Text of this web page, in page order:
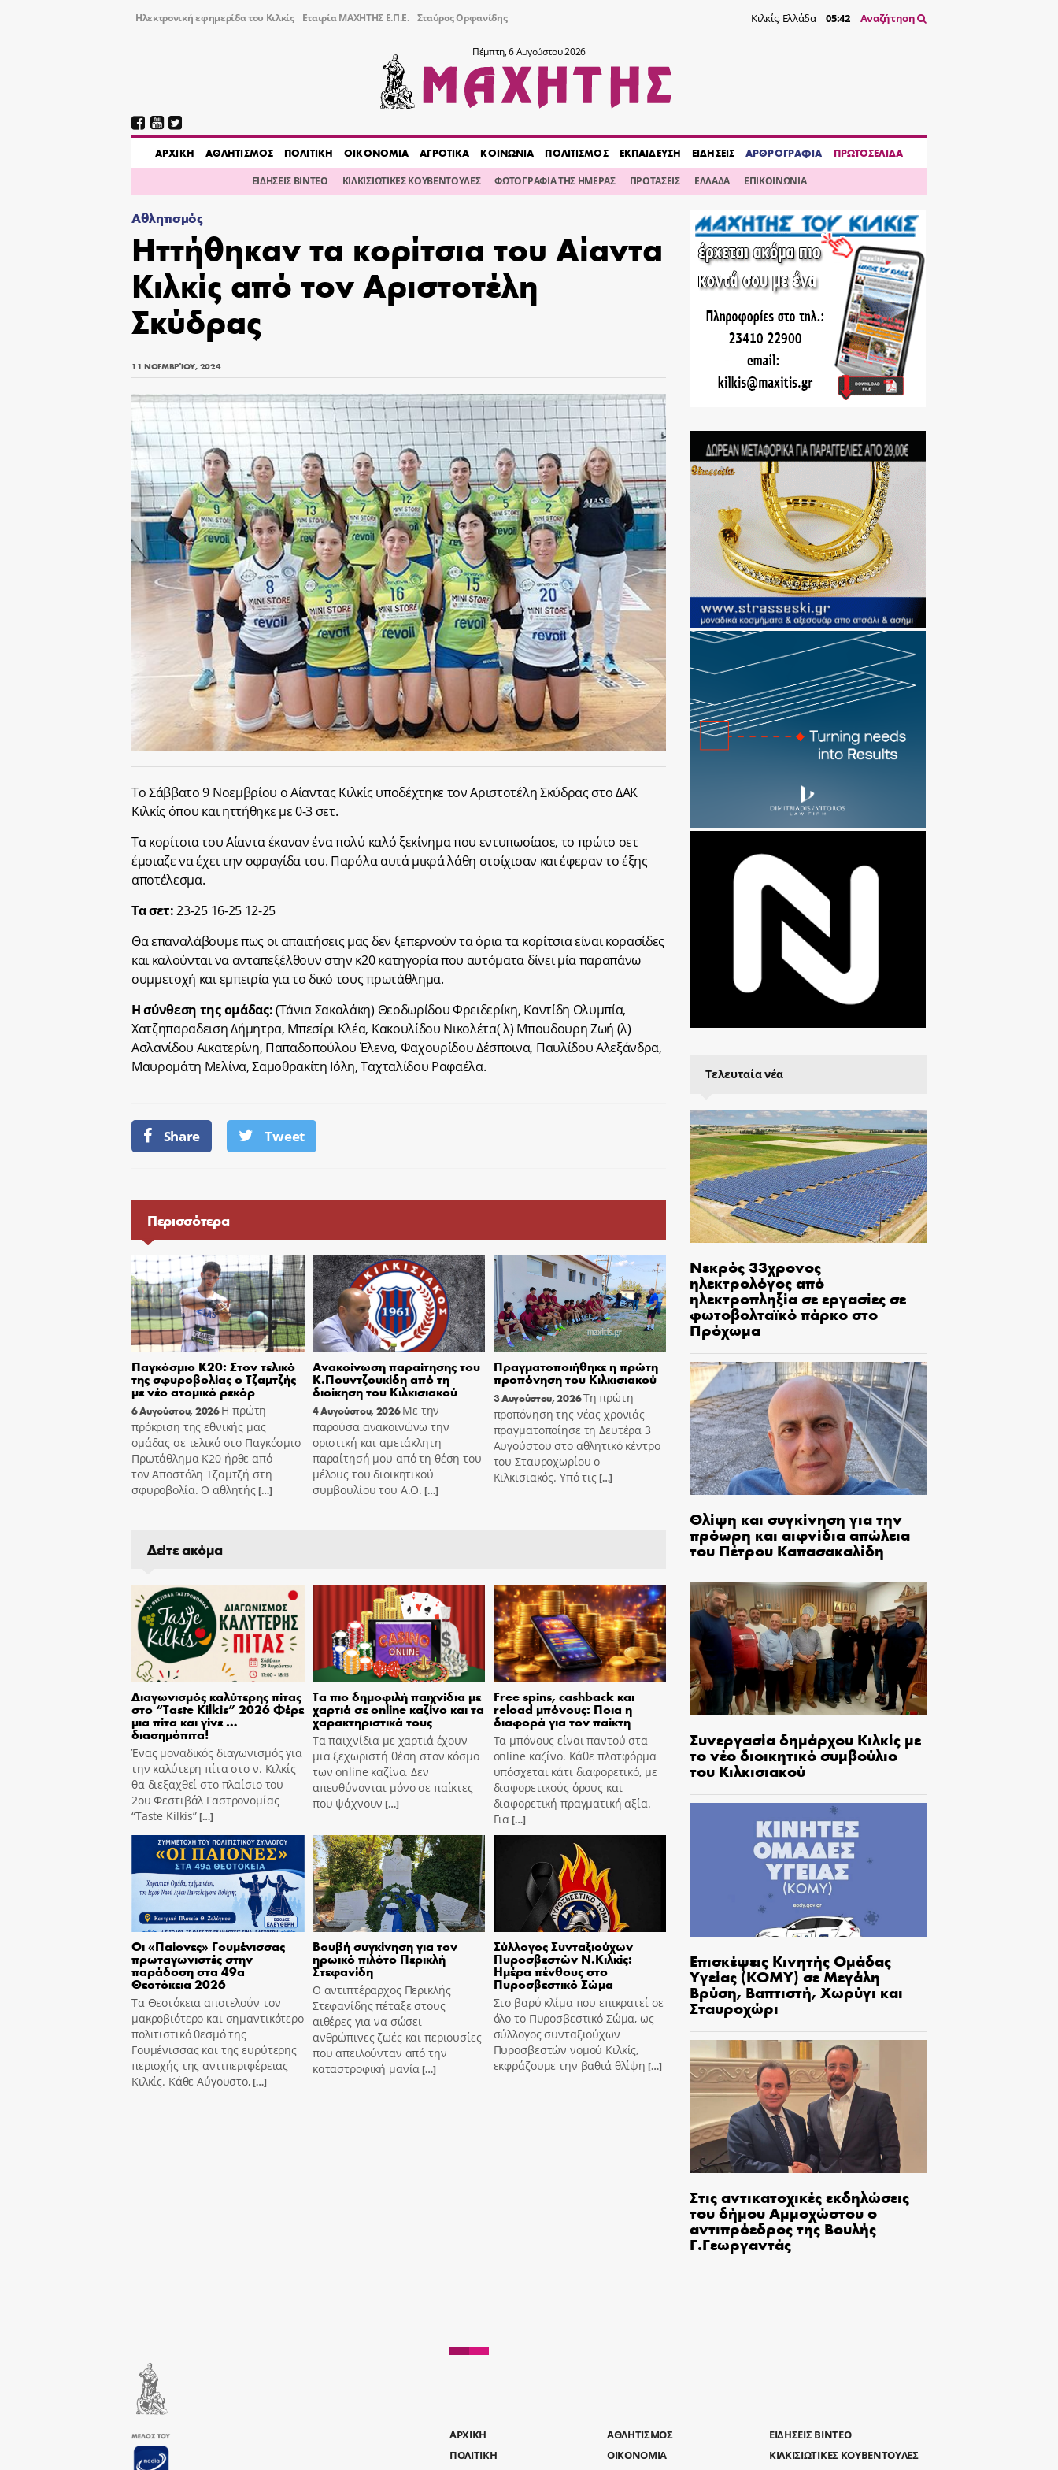
Ηλεκτρονική εφημερίδα του Κιλκίς Εταιρία ΜΑΧΗΤΗΣ Ε.Π.Ε. Σταύρος Ορφανίδης Κιλκίς, Ελλάδα 05:42 Αναζήτηση
Πέμπτη, 6 Αυγούστου 2026
AΡΧΙΚΗ ΑΘΛΗΤΙΣΜΟΣ ΠΟΛΙΤΙΚΗ ΟΙΚΟΝΟΜΙΑ ΑΓΡΟΤΙΚΑ ΚΟΙΝΩΝΙΑ ΠΟΛΙΤΙΣΜΟΣ ΕΚΠΑΙΔΕΥΣΗ ΕΙΔΗΣΕΙΣ ΑΡΘΡΟΓΡΑΦΙΑ ΠΡΩΤΟΣΕΛΙΔΑ
ΕΙΔΗΣΕΙΣ ΒΙΝΤΕΟ ΚΙΛΚΙΣΙΩΤΙΚΕΣ ΚΟΥΒΕΝΤΟΥΛΕΣ ΦΩΤΟΓΡΑΦΙΑ ΤΗΣ ΗΜΕΡΑΣ ΠΡΟΤΑΣΕΙΣ ΕΛΛΑΔΑ ΕΠΙΚΟΙΝΩΝΙΑ
Αθλητισμός
Ηττήθηκαν τα κορίτσια του Αίαντα
Κιλκίς από τον Αριστοτέλη
Σκύδρας
11 ΝΟΕΜΒΡΊΟΥ, 2024
Το Σάββατο 9 Νοεμβρίου ο Αίαντας Κιλκίς υποδέχτηκε τον Αριστοτέλη Σκύδρας στο ΔΑΚ
Κιλκίς όπου και ηττήθηκε με 0-3 σετ.
Τα κορίτσια του Αίαντα έκαναν ένα πολύ καλό ξεκίνημα που εντυπωσίασε, το πρώτο σετ
έμοιαζε να έχει την σφραγίδα του. Παρόλα αυτά μικρά λάθη στοίχισαν και έφεραν το έξης
αποτέλεσμα.
Τα σετ:23-25 16-25 12-25
Θα επαναλάβουμε πως οι απαιτήσεις μας δεν ξεπερνούν τα όρια τα κορίτσια είναι κορασίδες
και καλούνται να ανταπεξέλθουν στην κ20 κατηγορία που αυτόματα δίνει μία παραπάνω
συμμετοχή και εμπειρία για το δικό τους πρωτάθλημα.
Η σύνθεση της ομάδας:(Τάνια Σακαλάκη) Θεοδωρίδου Φρειδερίκη, Καντίδη Ολυμπία,
Χατζηπαραδειση Δήμητρα, Μπεσίρι Κλέα, Κακουλίδου Νικολέτα( λ) Μπουδουρη Ζωή (λ)
Ασλανίδου Αικατερίνη, Παπαδοπούλου Έλενα, Φαχουρίδου Δέσποινα, Παυλίδου Αλεξάνδρα,
Μαυρομάτη Μελίνα, Σαμοθρακίτη Ιόλη, Ταχταλίδου Ραφαέλα.
Share Tweet
Περισσότερα
Παγκόσμιο Κ20: Στον τελικό
της σφυροβολίας ο Τζαμτζής
με νέο ατομικό ρεκόρ
6 Αυγούστου, 2026Η πρώτη
πρόκριση της εθνικής μας
ομάδας σε τελικό στο Παγκόσμιο
Πρωτάθλημα Κ20 ήρθε από
τον Αποστόλη Τζαμτζή στη
σφυροβολία. Ο αθλητής[…]
Ανακοίνωση παραίτησης του
Κ.Πουντζουκίδη από τη
διοίκηση του Κιλκισιακού
4 Αυγούστου, 2026 Με την
παρούσα ανακοινώνω την
οριστική και αμετάκλητη
παραίτησή μου από τη θέση του
μέλους του διοικητικού
συμβουλίου του Α.Ο. […]
Πραγματοποιήθηκε η πρώτη
προπόνηση του Κιλκισιακού
3 Αυγούστου, 2026Τη πρώτη
προπόνηση της νέας χρονιάς
πραγματοποίησε τη Δευτέρα 3
Αυγούστου στο αθλητικό κέντρο
του Σταυροχωρίου ο
Κιλκισιακός. Υπό τις[…]
Δείτε ακόμα
Διαγωνισμός καλύτερης πίτας
στο “Taste Kilkis” 2026 Φέρε
μια πίτα και γίνε …
διασημόπιτα!
Ένας μοναδικός διαγωνισμός για
την καλύτερη πίτα στο ν. Κιλκίς
θα διεξαχθεί στο πλαίσιο του
2ου Φεστιβάλ Γαστρονομίας
“Taste Kilkis”[…]
Τα πιο δημοφιλή παιχνίδια με
χαρτιά σε online καζίνο και τα
χαρακτηριστικά τους
Τα παιχνίδια με χαρτιά έχουν
μια ξεχωριστή θέση στον κόσμο
των online καζίνο. Δεν
απευθύνονται μόνο σε παίκτες
που ψάχνουν […]
Free spins, cashback και
reload μπόνους: Ποια η
διαφορά για τον παίκτη
Τα μπόνους είναι παντού στα
online καζίνο. Κάθε πλατφόρμα
υπόσχεται κάτι διαφορετικό, με
διαφορετικούς όρους και
διαφορετική πραγματική αξία.
Για[…]
Οι «Παίονες» Γουμένισσας
πρωταγωνιστές στην
παράδοση στα 49α
Θεοτόκεια 2026
Τα Θεοτόκεια αποτελούν τον
μακροβιότερο και σημαντικότερο
πολιτιστικό θεσμό της
Γουμένισσας και της ευρύτερης
περιοχής της αντιπεριφέρειας
Κιλκίς. Κάθε Αύγουστο,[…]
Βουβή συγκίνηση για τον
ηρωικό πιλότο Περικλή
Στεφανίδη
Ο αντιπτέραρχος Περικλής
Στεφανίδης πέταξε στους
αιθέρες για να σώσει
ανθρώπινες ζωές και περιουσίες
που απειλούνταν από την
καταστροφική μανία[…]
Σύλλογος Συνταξιούχων
Πυροσβεστών Ν.Κιλκίς:
Ημέρα πένθους στο
Πυροσβεστικό Σώμα
Στο βαρύ κλίμα που επικρατεί σε
όλο το Πυροσβεστικό Σώμα, ως
σύλλογος συνταξιούχων
Πυροσβεστών νομού Κιλκίς,
εκφράζουμε την βαθιά θλίψη […]
Τελευταία νέα
Νεκρός 33χρονος
ηλεκτρολόγος από
ηλεκτροπληξία σε εργασίες σε
φωτοβολταϊκό πάρκο στο
Πρόχωμα
Θλίψη και συγκίνηση για την
πρόωρη και αιφνίδια απώλεια
του Πέτρου Καπασακαλίδη
Συνεργασία δημάρχου Κιλκίς με
το νέο διοικητικό συμβούλιο
του Κιλκισιακού
Επισκέψεις Κινητής Ομάδας
Υγείας (ΚΟΜΥ) σε Μεγάλη
Βρύση, Βαπτιστή, Χωρύγι και
Σταυροχώρι
Στις αντικατοχικές εκδηλώσεις
του δήμου Αμμοχώστου ο
αντιπρόεδρος της Βουλής
Γ.Γεωργαντάς
AΡΧΙΚΗ
ΑΘΛΗΤΙΣΜΟΣ
ΠΟΛΙΤΙΚΗ
ΟΙΚΟΝΟΜΙΑ
ΕΙΔΗΣΕΙΣ ΒΙΝΤΕΟ
ΚΙΛΚΙΣΙΩΤΙΚΕΣ ΚΟΥΒΕΝΤΟΥΛΕΣ